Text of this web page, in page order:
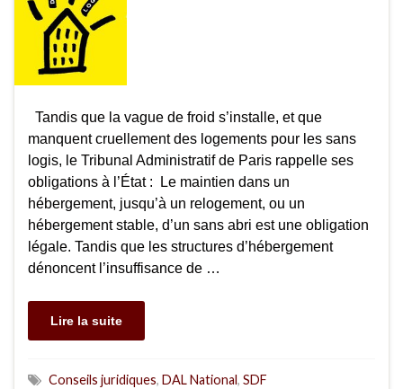
Tandis que la vague de froid s’installe, et que
manquent cruellement des logements pour les sans
logis, le Tribunal Administratif de Paris rappelle ses
obligations à l’État : Le maintien dans un
hébergement, jusqu’à un relogement, ou un
hébergement stable, d’un sans abri est une obligation
légale. Tandis que les structures d’hébergement
dénoncent l’insuffisance de …
Lire la suite
Conseils juridiques, DAL National, SDF